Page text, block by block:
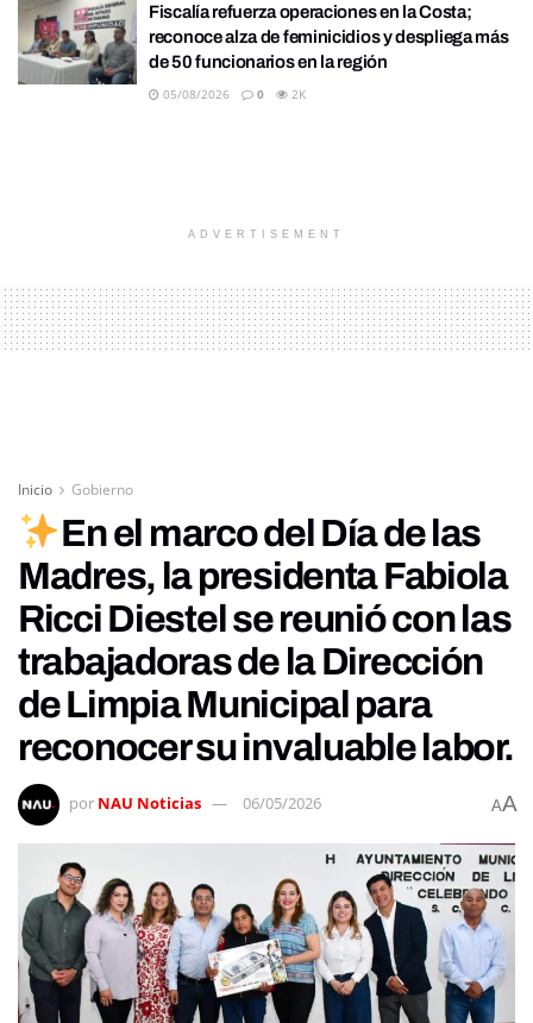
Fiscalía refuerza operaciones en la Costa;
reconoce alza de feminicidios y despliega más
de 50 funcionarios en la región
05/08/2026 0 2K
ADVERTISEMENT
Inicio Gobierno
En el marco del Día de las
Madres, la presidenta Fabiola
Ricci Diestel se reunió con las
trabajadoras de la Dirección
de Limpia Municipal para
reconocer su invaluable labor.
por NAU Noticias 06/05/2026 AA